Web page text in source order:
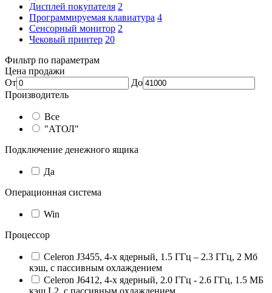
Дисплей покупателя 2
Программируемая клавиатура 4
Сенсорный монитор 2
Чековый принтер 20
Фильтр по параметрам
Цена продажи
От
До
Производитель
Все
"АТОЛ"
Подключение денежного ящика
Да
Операционная система
Win
Процессор
Celeron J3455, 4-х ядерный, 1.5 ГГц – 2.3 ГГц, 2 Мб
кэш, с пассивным охлаждением
Celeron J6412, 4-х ядерный, 2.0 ГГц - 2.6 ГГц, 1.5 МБ
кэш L2, с пассивным охлаждением